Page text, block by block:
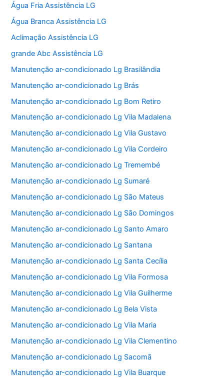
Água Fria Assistência LG
Água Branca Assistência LG
Aclimação Assistência LG
grande Abc Assistência LG
Manutenção ar-condicionado Lg Brasilândia
Manutenção ar-condicionado Lg Brás
Manutenção ar-condicionado Lg Bom Retiro
Manutenção ar-condicionado Lg Vila Madalena
Manutenção ar-condicionado Lg Vila Gustavo
Manutenção ar-condicionado Lg Vila Cordeiro
Manutenção ar-condicionado Lg Tremembé
Manutenção ar-condicionado Lg Sumaré
Manutenção ar-condicionado Lg São Mateus
Manutenção ar-condicionado Lg São Domingos
Manutenção ar-condicionado Lg Santo Amaro
Manutenção ar-condicionado Lg Santana
Manutenção ar-condicionado Lg Santa Cecília
Manutenção ar-condicionado Lg Vila Formosa
Manutenção ar-condicionado Lg Vila Guilherme
Manutenção ar-condicionado Lg Bela Vista
Manutenção ar-condicionado Lg Vila Maria
Manutenção ar-condicionado Lg Vila Clementino
Manutenção ar-condicionado Lg Sacomã
Manutenção ar-condicionado Lg Vila Buarque